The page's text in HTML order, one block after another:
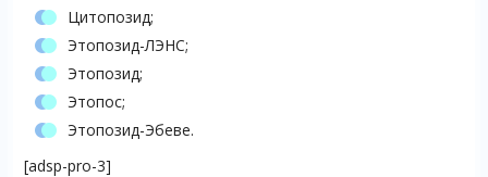
Цитопозид;
Этопозид-ЛЭНС;
Этопозид;
Этопос;
Этопозид-Эбеве.
[adsp-pro-3]